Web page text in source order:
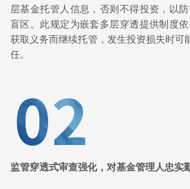
层基金托管人信息，否则不得投资，以
盲区。此规定为嵌套多层穿透提供制度
获取义务而继续托管，发生投资损失时可
任。
监管穿透式审查强化，对基金管理人忠实